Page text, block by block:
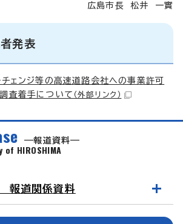
広島市長 松井 一實
発表
チェンジ等の高速道路会社への事業許可
査着手について （外部リンク）
報道資料
of HIROSHIMA
道関係資料